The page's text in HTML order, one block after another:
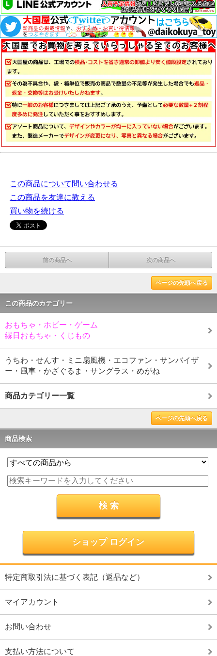
この商品について問い合わせる
この商品を友達に教える
買い物を続ける
前の商品へ 次の商品へ
ページの先頭へ戻る
この商品のカテゴリー
おもちゃ・ホビー・ゲーム
縁日おもちゃ・くじもの
うちわ・せんす・ミニ扇風機・エコファン・サンバイザ
ー・風車・かざぐるま・サングラス・めがね
商品カテゴリー一覧
ページの先頭へ戻る
商品検索
ショップ ログイン
特定商取引法に基づく表記（返品など）
マイアカウント
お問い合わせ
支払い方法について